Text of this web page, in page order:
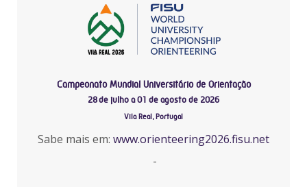
Campeonato Mundial Universitário de Orientação
28 de julho a 01 de agosto de 2026
Vila Real, Portugal
Sabe mais em: www.orienteering2026.fisu.net
-